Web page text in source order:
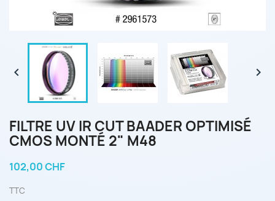
 
FILTRE UV IR CUT BAADER OPTIMISÉ
CMOS MONTÉ 2" M48
102,00 CHF
TTC